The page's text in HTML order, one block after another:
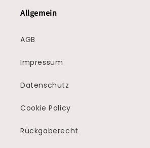
Allgemein
AGB
Impressum
Datenschutz
Cookie Policy
Rückgaberecht